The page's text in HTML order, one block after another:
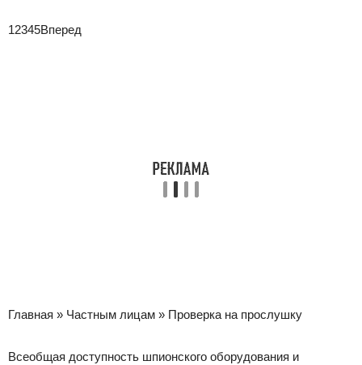
12345Вперед
Главная » Частным лицам » Проверка на прослушку
Всеобщая доступность шпионского оборудования и